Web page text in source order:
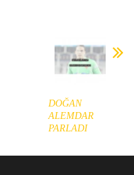
DOĞAN
ALEMDAR
PARLADI